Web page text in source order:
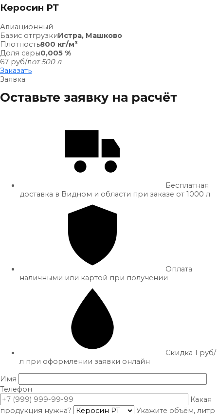
Керосин РТ
Авиационный
Базис отгрузкиИстра, Машково
Плотность800 кг/м³
Доля серы0,005 %
67 руб/лот 500 л
Заказать
Заявка
Оставьте заявку на расчёт
Бесплатная
доставка в Видном и области при заказе от 1000 л
Оплата
наличными или картой при получении
Скидка 1 руб/
л при оформлении заявки онлайн
Имя
Телефон
Какая
продукция нужна?
Укажите объём, литр